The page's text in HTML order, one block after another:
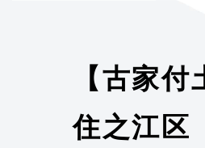
【古家
住之江区